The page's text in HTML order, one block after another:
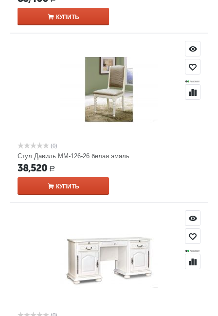
КУПИТЬ
(0)
Стул Давиль ММ-126-26 белая эмаль
38,520 Р
КУПИТЬ